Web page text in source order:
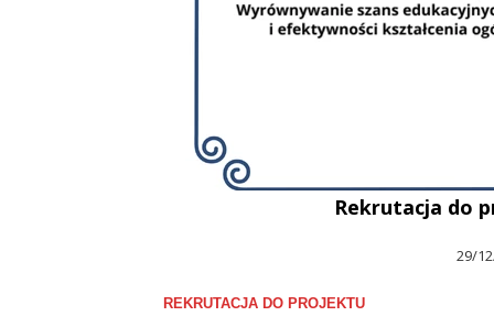
29/
REKRUTACJA DO PROJEKTU
Rekrutacja do